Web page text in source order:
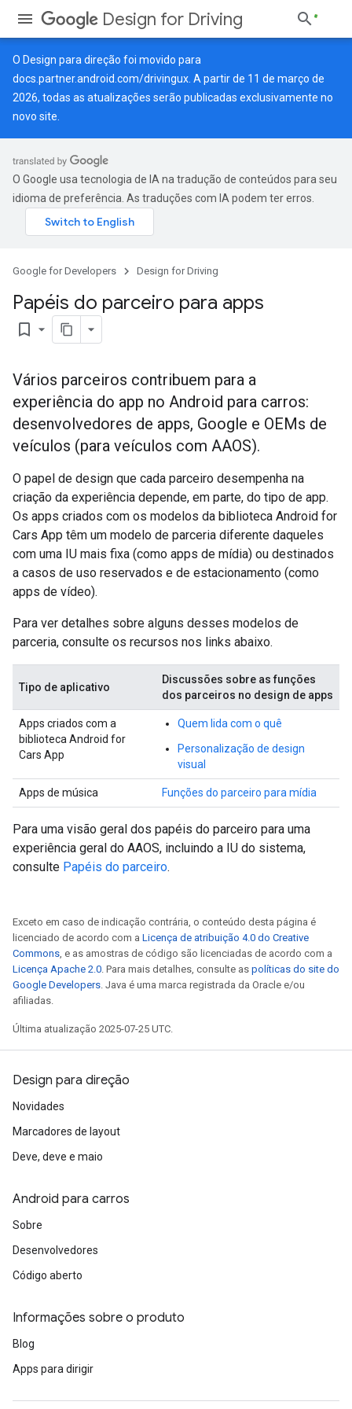
Design for Driving
O Design para direção foi movido para
docs.partner.android.com/drivingux . A partir de 11 de março de
2026, todas as atualizações serão publicadas exclusivamente no
novo site.
O Google usa tecnologia de IA na tradução de conteúdos para seu
idioma de preferência. As traduções com IA podem ter erros.
Google for Developers Design for Driving
Papéis do parceiro para apps
bookmark_border
Vários parceiros contribuem para a
experiência do app no Android para carros:
desenvolvedores de apps, Google e OEMs de
veículos (para veículos com AAOS).
O papel de design que cada parceiro desempenha na
criação da experiência depende, em parte, do tipo de app.
Os apps criados com os modelos da biblioteca Android for
Cars App têm um modelo de parceria diferente daqueles
com uma IU mais fixa (como apps de mídia) ou destinados
a casos de uso reservados e de estacionamento (como
apps de vídeo).
Para ver detalhes sobre alguns desses modelos de
parceria, consulte os recursos nos links abaixo.
Tipo de aplicativo
Discussões sobre as funções
dos parceiros no design de apps
Apps criados com a
biblioteca Android for
Cars App
Quem lida com o quê
Personalização de design
visual
Apps de música Funções do parceiro para mídia
Para uma visão geral dos papéis do parceiro para uma
experiência geral do AAOS, incluindo a IU do sistema,
consulte Papéis do parceiro.
Exceto em caso de indicação contrária, o conteúdo desta página é
licenciado de acordo com a Licença de atribuição 4.0 do Creative
Commons, e as amostras de código são licenciadas de acordo com a
Licença Apache 2.0. Para mais detalhes, consulte as políticas do site do
Google Developers. Java é uma marca registrada da Oracle e/ou
afiliadas.
Última atualização 2025-07-25 UTC.
Design para direção
Novidades
Marcadores de layout
Deve, deve e maio
Android para carros
Sobre
Desenvolvedores
Código aberto
Informações sobre o produto
Blog
Apps para dirigir